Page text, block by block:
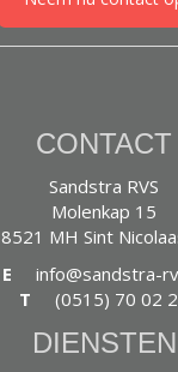
CONTACT
Sandstra RVS
Molenkap 15
8521 MH Sint
E info@sandstra-
T (0515) 70 02
DIENSTEN